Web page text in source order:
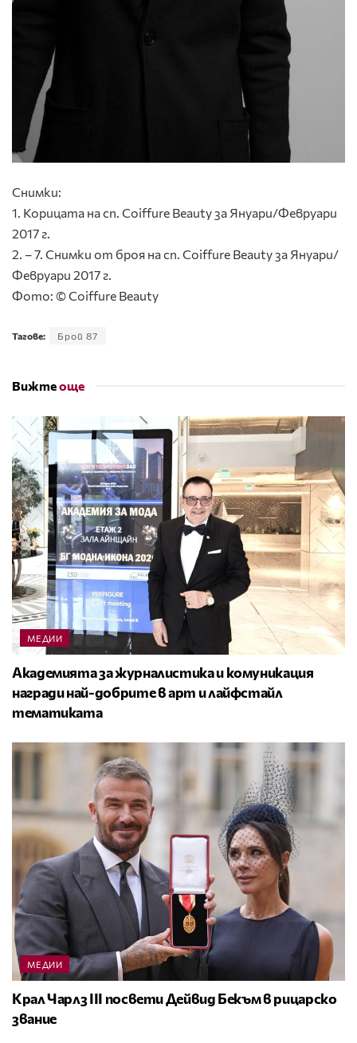
Снимки:
1. Корицата на сп. Coiffure Beauty за Януари/Февруари
2017 г.
2. – 7. Снимки от броя на сп. Coiffure Beauty за Януари/
Февруари 2017 г.
Фото: © Coiffure Beauty
Тагове: Брой 87
Вижтеоще
МЕДИИ
Академията за журналистика и комуникация
награди най-добрите в арт и лайфстайл
тематиката
МЕДИИ
Крал Чарлз III посвети Дейвид Бекъм в рицарско
звание